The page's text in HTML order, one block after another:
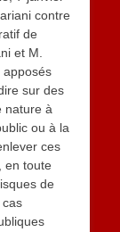
contre
de
et M.
apposés
sur des
nature à
ou à la
ces
en toute
de
cas